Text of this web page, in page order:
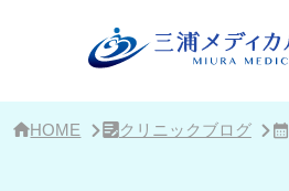
HOME クリニックブログ